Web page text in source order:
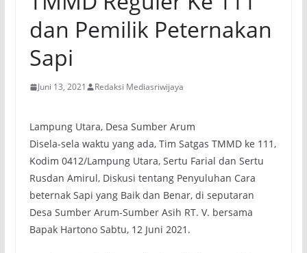
dan Pemilik Peternakan
Sapi
Juni 13, 2021 Redaksi Mediasriwijaya
Lampung Utara, Desa Sumber Arum
Disela-sela waktu yang ada, Tim Satgas TMMD ke 111,
Kodim 0412/Lampung Utara, Sertu Farial dan Sertu
Rusdan Amirul, Diskusi tentang Penyuluhan Cara
beternak Sapi yang Baik dan Benar, di seputaran
Desa Sumber Arum-Sumber Asih RT. V. bersama
Bapak Hartono Sabtu, 12 Juni 2021.